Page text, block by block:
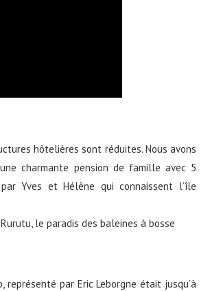
hôtelières sont réduites. Nous avons
charmante pension de famille avec 5
Yves et Hélène qui connaissent l’île
représenté par Eric Leborgne était jusqu’à